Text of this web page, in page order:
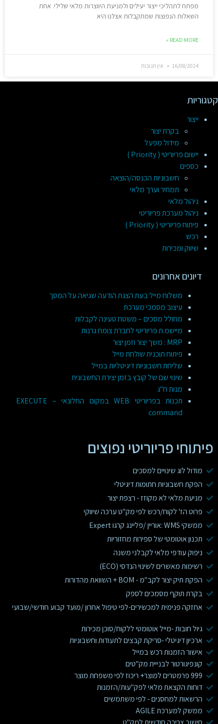
מפתח לתהליכי ייצור יעילים ולמניעת היווצרות מלאי שלילי. אחת
השאלות הנפוצות שמתקבלות אצלנו היא
READ MORE »
16/08/2024 אין תגובות
קטגוריות
ייצור
בקרת יצור
מידול מפעל
יישום פריוריטי ( Priority )
כספים
חשבוניות הכנסה/הוצאה
תמחיר וערך מלאי
ניהול מלאי
ניהול מערכת פריוריטי
פיתוח פריוריטי ( Priority )
רכש
שיווק ומכירות
דיונים אחרונים
משלוח מייל בעת הצגת הודעה שגיאה על המסך
עיצוב מסמכי מערכת
מחולל מסכים – משטח טעינה לקבלות
מיישמ.ת פריוריטי לחברת צומח גרנות
MRP : משך יצור וזמן יצור
פיתוח תוכנית שולחת מייל
שליחת חשבוניות דיגיטליות במייל
שינוי שם של קובץ בזמן יצירת החשבונית
מנות ח"ג
תכנות בפריוריטי WEB במקום החלונאי – EXECUTE
command
פיתוחי פריוריטי נפוצים
מודול לוג שינויים למסכים
הפקת חשבוניות חתומות דיגיטלי
מניעת מלאי לא מקוזז - רצפת יצור
פרוט הז' לקוח/רכש לפי מק"ט ערכה שיווקי
ממשקי WMS :אוריין /פליינג קרגו Expert
תכנון אוטומטי של ספירות מחזוריות
ניפוק עודפי מלאי לקבלני משנה
רשימות מאשרים לשינוי הנדסי (ECO)
הפקת תיק יצור לקב"מ - BOM + השוואת מהדורות
בקרת תוקף מסמכים לספק
אחזקה פנימית למכשירים-לפי טיפול אחרון /מועד קבוע חודשי/שבועי
גיול חובות -מייל אוטומטי ללקוח/סוכן מכירות
ארכיון דיגיטלי -סריקת קבצים לתעודות וחשבוניות
אישור הזמנות רכש במייל
קונפיגורטור לבנייית מק"טים
999 פרמטרים למוצר+ ריכוז לפי משפחת מוצר
דוחות הקצאת מלאי לפק"עות/הזמנות
הרשאות למחסנים - לפי משתמשים
ממשק למערכת AGILE